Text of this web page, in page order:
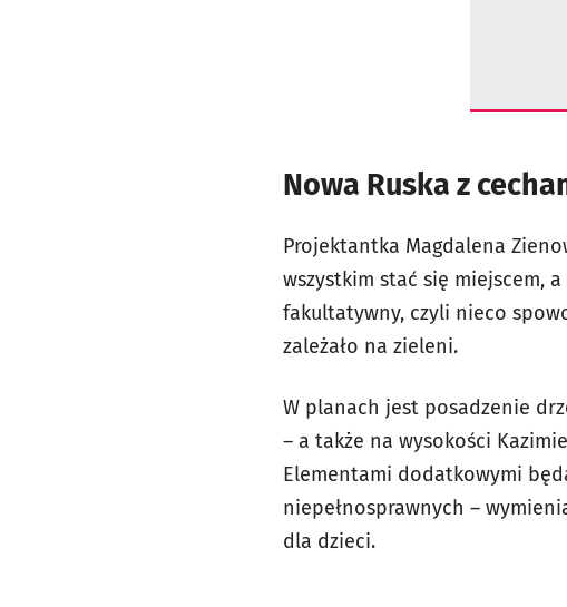
Nowa Ruska z
Projektantka Magdalena
wszystkim stać się miejscem,
fakultatywny, czyli nieco
zależało na zieleni.
W planach jest posadzenie
– a także na wysokości
Elementami dodatkowymi
niepełnosprawnych –
dla dzieci.